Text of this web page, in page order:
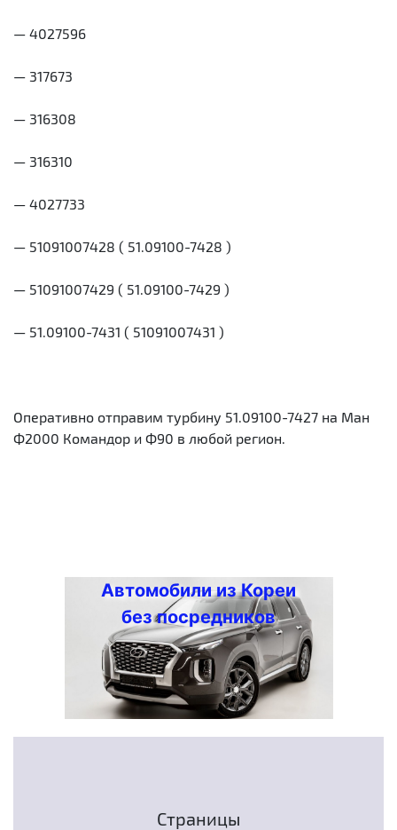
— 4027596
— 317673
— 316308
— 316310
— 4027733
— 51091007428 ( 51.09100-7428 )
— 51091007429 ( 51.09100-7429 )
— 51.09100-7431 ( 51091007431 )
Оперативно отправим турбину 51.09100-7427 на Ман
Ф2000 Командор и Ф90 в любой регион.
Автомобили из Кореи
без посредников
Страницы